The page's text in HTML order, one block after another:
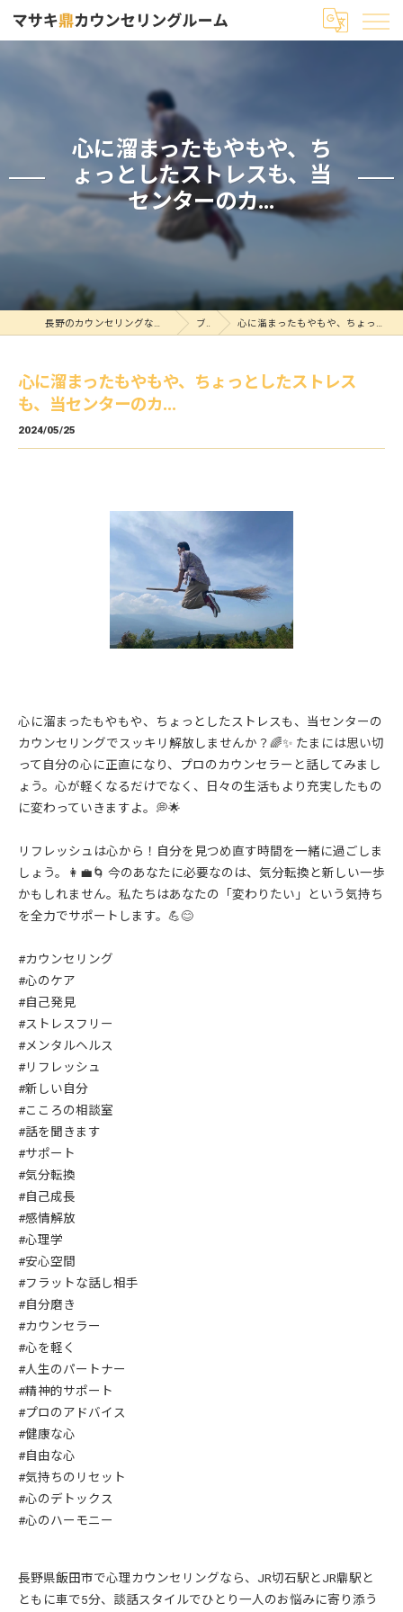
心に溜まったもやもや、ち
ょっとしたストレスも、当
センターのカ...
長野のカウンセリングならマサキ鼎カウンセリングルーム ブログ 心に溜まったもやもや、ちょっとしたストレスも、当センターのカ...
心に溜まったもやもや、ちょっとしたストレス
も、当センターのカ...
2024/05/25
心に溜まったもやもや、ちょっとしたストレスも、当センターの
カウンセリングでスッキリ解放しませんか？🌈✨ たまには思い切
って自分の心に正直になり、プロのカウンセラーと話してみまし
ょう。心が軽くなるだけでなく、日々の生活もより充実したもの
に変わっていきますよ。💭🌟
リフレッシュは心から！自分を見つめ直す時間を一緒に過ごしま
しょう。👩‍💼🌀 今のあなたに必要なのは、気分転換と新しい一歩
かもしれません。私たちはあなたの「変わりたい」という気持ち
を全力でサポートします。💪😊
#カウンセリング
#心のケア
#自己発見
#ストレスフリー
#メンタルヘルス
#リフレッシュ
#新しい自分
#こころの相談室
#話を聞きます
#サポート
#気分転換
#自己成長
#感情解放
#心理学
#安心空間
#フラットな話し相手
#自分磨き
#カウンセラー
#心を軽く
#人生のパートナー
#精神的サポート
#プロのアドバイス
#健康な心
#自由な心
#気持ちのリセット
#心のデトックス
#心のハーモニー
長野県飯田市で心理カウンセリングなら、JR切石駅とJR鼎駅と
ともに車で5分、談話スタイルでひとり一人のお悩みに寄り添う